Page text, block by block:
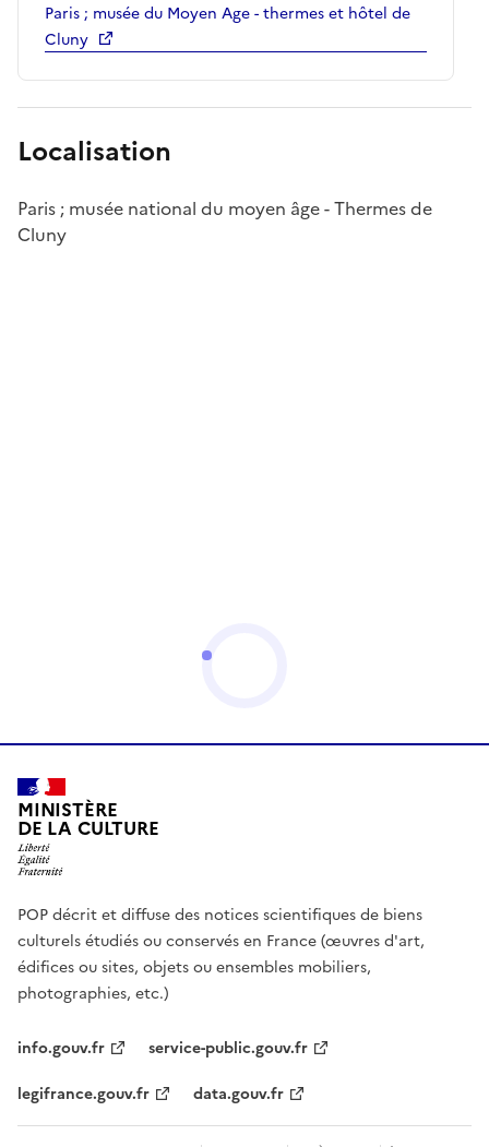
Paris ; musée du Moyen Age - thermes et hôtel de
Cluny
Localisation
Paris ; musée national du moyen âge - Thermes de
Cluny
MINISTÈRE
DE LA CULTURE
POP décrit et diffuse des notices scientifiques de biens
culturels étudiés ou conservés en France (œuvres d'art,
édifices ou sites, objets ou ensembles mobiliers,
photographies, etc.)
info.gouv.fr
service-public.gouv.fr
legifrance.gouv.fr
data.gouv.fr